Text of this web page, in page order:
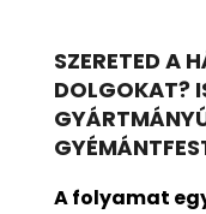
SZERETED A
DOLGOKAT?
A folyamat